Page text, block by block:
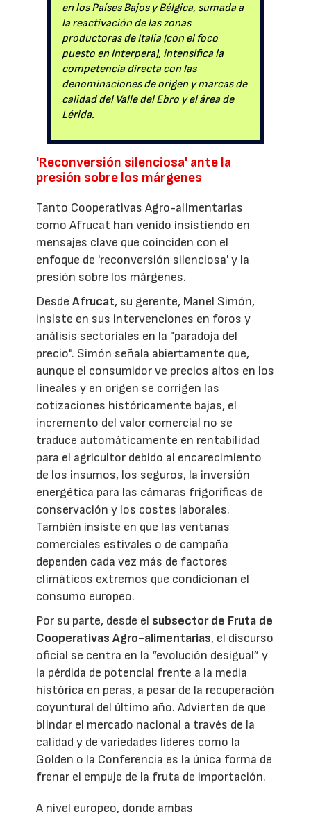
en los Países Bajos y Bélgica, sumada a
la reactivación de las zonas
productoras de Italia (con el foco
puesto en Interpera), intensifica la
competencia directa con las
denominaciones de origen y marcas de
calidad del Valle del Ebro y el área de
Lérida.
'Reconversión silenciosa' ante la
presión sobre los márgenes
Tanto Cooperativas Agro-alimentarias
como Afrucat han venido insistiendo en
mensajes clave que coinciden con el
enfoque de 'reconversión silenciosa' y la
presión sobre los márgenes.
DesdeAfrucat, su gerente, Manel Simón,
insiste en sus intervenciones en foros y
análisis sectoriales en la "paradoja del
precio". Simón señala abiertamente que,
aunque el consumidor ve precios altos en los
lineales y en origen se corrigen las
cotizaciones históricamente bajas, el
incremento del valor comercial no se
traduce automáticamente en rentabilidad
para el agricultor debido al encarecimiento
de los insumos, los seguros, la inversión
energética para las cámaras frigoríficas de
conservación y los costes laborales.
También insiste en que las ventanas
comerciales estivales o de campaña
dependen cada vez más de factores
climáticos extremos que condicionan el
consumo europeo.
Por su parte, desde el subsector de Fruta de
Cooperativas Agro-alimentarias, el discurso
oficial se centra en la “evolución desigual” y
la pérdida de potencial frente a la media
histórica en peras, a pesar de la recuperación
coyuntural del último año. Advierten de que
blindar el mercado nacional a través de la
calidad y de variedades líderes como la
Golden o la Conferencia es la única forma de
frenar el empuje de la fruta de importación.
A nivel europeo, donde ambas